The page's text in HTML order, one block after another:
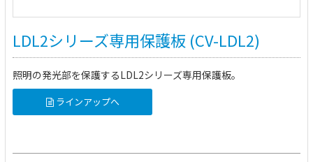
LDL2シリーズ専用保護板 (CV-LDL2)
照明の発光部を保護するLDL2シリーズ専用保護板。
ラインアップへ